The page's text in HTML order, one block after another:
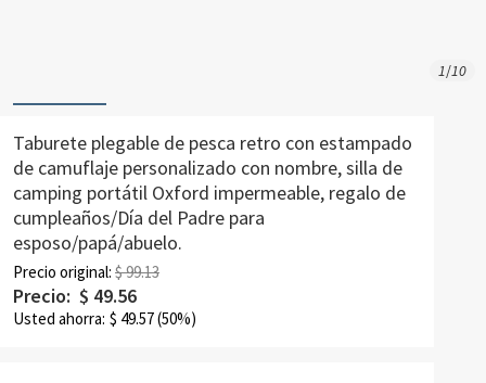
1/10
Taburete plegable de pesca retro con estampado
de camuflaje personalizado con nombre, silla de
camping portátil Oxford impermeable, regalo de
cumpleaños/Día del Padre para
esposo/papá/abuelo.
Precio original: $ 99.13
Precio: $ 49.56
Usted ahorra: $ 49.57(50%)